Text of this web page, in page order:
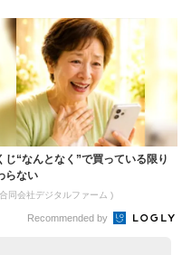
じ“なんとなく”で買っている限り
らない
同会社デジタルファーム )
Recommended by